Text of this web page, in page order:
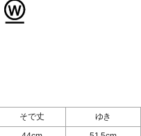
そで丈
ゆき